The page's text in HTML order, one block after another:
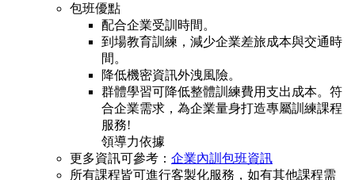
包班優點
配合企業受訓時間。
到場教育訓練，減少企業差旅成本與交通時
間。
降低機密資訊外洩風險。
群體學習可降低整體訓練費用支出成本。符
合企業需求，為企業量身打造專屬訓練課程
服務!
領導力依據
更多資訊可參考： 企業內訓包班資訊
所有課程皆可進行客製化服務，如有其他課程需